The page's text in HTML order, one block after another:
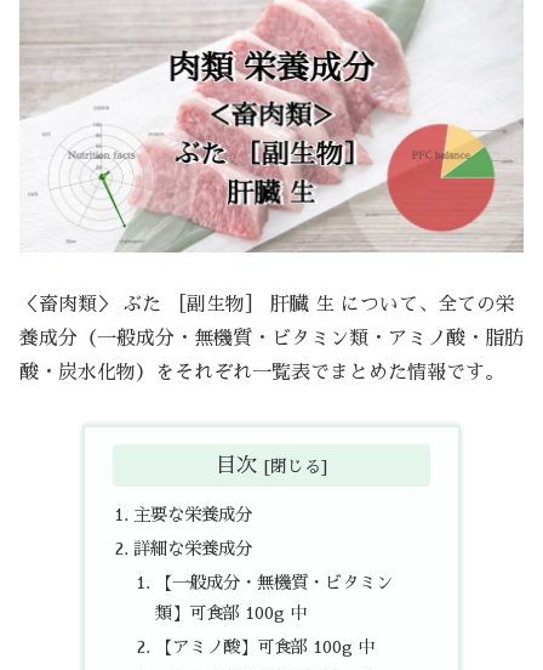
＜畜肉類＞ ぶた ［副生物］ 肝臓 生 について、全ての栄
養成分（一般成分・無機質・ビタミン類・アミノ酸・脂肪
酸・炭水化物）をそれぞれ一覧表でまとめた情報です。
目次
主要な栄養成分
詳細な栄養成分
【一般成分・無機質・ビタミン
類】可食部 100g 中
【アミノ酸】可食部 100g 中